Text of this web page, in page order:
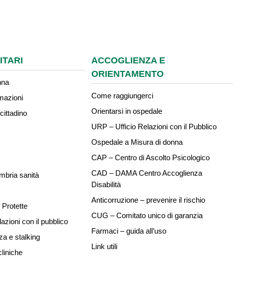
sanità
con il pubblico
e stalking
ACCOGLIENZA E
ORIENTAMENTO
Come raggiungerci
Orientarsi in ospedale
URP – Ufficio Relazioni con il Pubblico
Ospedale a Misura di donna
CAP – Centro di Ascolto Psicologico
CAD – DAMA Centro Accoglienza
Disabilità
Anticorruzione – prevenire il rischio
CUG – Comitato unico di garanzia
Farmaci – guida all’uso
Link utili